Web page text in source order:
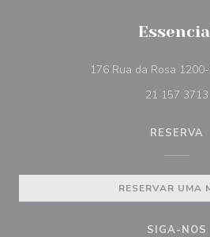
176 Rua da Rosa
21 157 3713
RESERVA
RESERVAR UMA
SIGA-NOS